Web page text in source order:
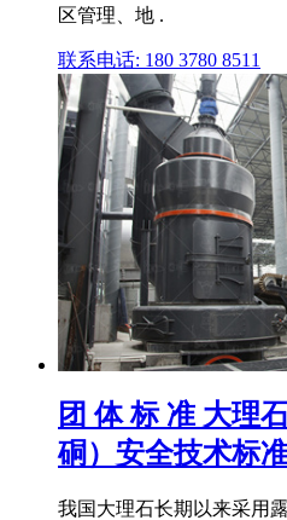
区管理、地 .
联系电话: 180 3780 8511
团 体 标 准 大理
硐）安全技术标
我国大理石长期以来采用